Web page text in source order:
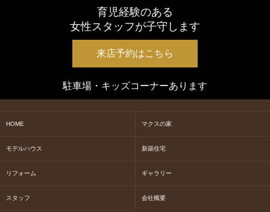
育児経験のある
女性スタッフが子守します
来店予約はこちら
駐車場・キッズコーナーあります
HOME マクスの家
モデルハウス 新築住宅
リフォーム ギャラリー
スタッフ 会社概要